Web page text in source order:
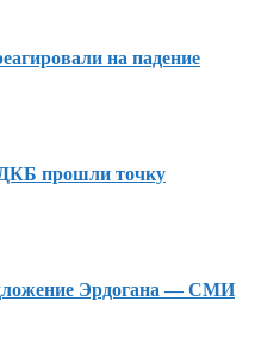
на падение
прошли точку
Эрдогана — СМИ